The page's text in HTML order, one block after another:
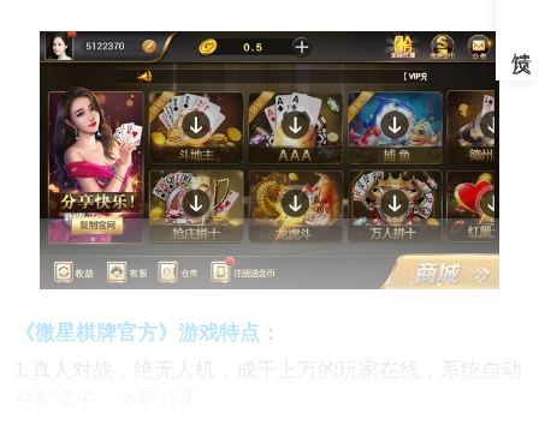
《微星棋牌官方》游戏特点：
1.真人对战，绝无人机，成千上万的玩家在线，系统自动